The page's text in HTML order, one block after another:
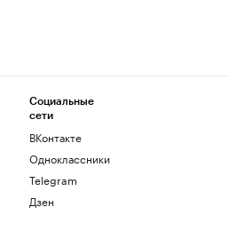
Социальные
сети
ВКонтакте
Одноклассники
Telegram
Дзен